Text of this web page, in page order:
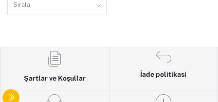
Sırala
Şartlar ve Koşullar
İade politikasi